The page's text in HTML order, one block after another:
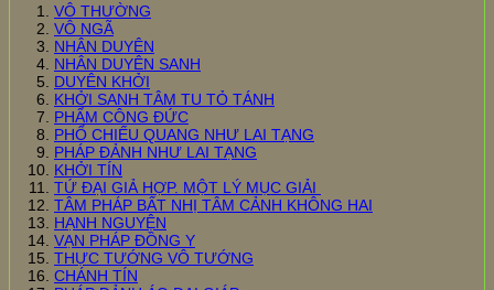
VÔ THƯỜNG
VÔ NGÃ
NHÂN DUYÊN
NHÂN DUYÊN SANH
DUYÊN KHỞI
KHỞI SANH TÂM TU TỎ TÁNH
PHẨM CÔNG ĐỨC
PHỔ CHIẾU QUANG NHƯ LAI TẠNG
PHÁP ĐẢNH NHƯ LAI TẠNG
KHỞI TÍN
TỨ ĐẠI GIẢ HỢP. MỘT LÝ MỤC GIẢI
TÂM PHÁP BẤT NHỊ TÂM CẢNH KHÔNG HAI
HẠNH NGUYỆN
VẠN PHÁP ĐỒNG Y
THỰC TƯỚNG VÔ TƯỚNG
CHÁNH TÍN